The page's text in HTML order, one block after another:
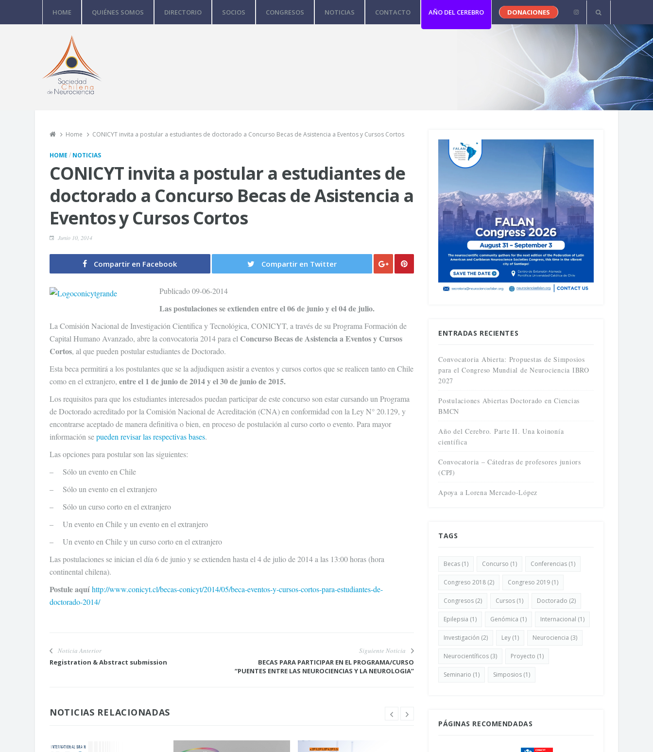
HOME QUIÉNES SOMOS DIRECTORIO SOCIOS CONGRESOS NOTICIAS CONTACTO AÑO DEL CEREBRO DONACIONES
Home CONICYT invita a postular a estudiantes de doctorado a Concurso Becas de Asistencia a Eventos y Cursos Cortos
HOME / NOTICIAS
CONICYT invita a postular a estudiantes de
doctorado a Concurso Becas de Asistencia a
Eventos y Cursos Cortos
Junio 10, 2014
Compartir en Facebook Compartir en Twitter
Publicado 09-06-2014
Las postulaciones se extienden entre el 06 de junio y el 04 de julio.
La Comisión Nacional de Investigación Científica y Tecnológica, CONICYT, a través de su Programa Formación de
Capital Humano Avanzado, abre la convocatoria 2014 para el Concurso Becas de Asistencia a Eventos y Cursos
Cortos, al que pueden postular estudiantes de Doctorado.
Esta beca permitirá a los postulantes que se la adjudiquen asistir a eventos y cursos cortos que se realicen tanto en Chile
como en el extranjero, entre el 1 de junio de 2014 y el 30 de junio de 2015.
Los requisitos para que los estudiantes interesados puedan participar de este concurso son estar cursando un Programa
de Doctorado acreditado por la Comisión Nacional de Acreditación (CNA) en conformidad con la Ley N° 20.129, y
encontrarse aceptado de manera definitiva o bien, en proceso de postulación al curso corto o evento. Para mayor
información sepueden revisar las respectivas bases.
Las opciones para postular son las siguientes:
– Sólo un evento en Chile
– Sólo un evento en el extranjero
– Sólo un curso corto en el extranjero
– Un evento en Chile y un evento en el extranjero
– Un evento en Chile y un curso corto en el extranjero
Las postulaciones se inician el día 6 de junio y se extienden hasta el 4 de julio de 2014 a las 13:00 horas (hora
continental chilena).
Postule aquíhttp://www.conicyt.cl/becas-conicyt/2014/05/beca-eventos-y-cursos-cortos-para-estudiantes-de-
doctorado-2014/
Noticia Anterior
Registration & Abstract submission
Siguiente Noticia
BECAS PARA PARTICIPAR EN EL PROGRAMA/CURSO
“PUENTES ENTRE LAS NEUROCIENCIAS Y LA NEUROLOGIA”
NOTICIAS RELACIONADAS
ENTRADAS RECIENTES
Convocatoria Abierta: Propuestas de Simposios
para el Congreso Mundial de Neurociencia IBRO
2027
Postulaciones Abiertas Doctorado en Ciencias
BMCN
Año del Cerebro. Parte II. Una koinonía
científica
Convocatoria – Cátedras de profesores juniors
(CPJ)
Apoya a Lorena Mercado-López
TAGS
Becas (1) Concurso (1) Conferencias (1)
Congreso 2018 (2) Congreso 2019 (1)
Congresos (2) Cursos (1) Doctorado (2)
Epilepsia (1) Genómica (1) Internacional (1)
Investigación (2) Ley (1) Neurociencia (3)
Neurocientíficos (3) Proyecto (1)
Seminario (1) Simposios (1)
PÁGINAS RECOMENDADAS